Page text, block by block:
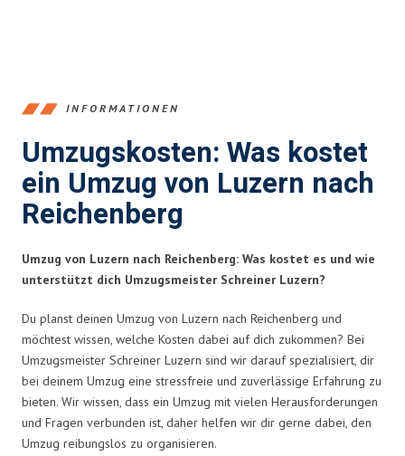
INFORMATIONEN
Umzugskosten: Was kostet
ein Umzug von Luzern nach
Reichenberg
Umzug von Luzern nach Reichenberg: Was kostet es und wie
unterstützt dich Umzugsmeister Schreiner Luzern?
Du planst deinen Umzug von Luzern nach Reichenberg und
möchtest wissen, welche Kosten dabei auf dich zukommen? Bei
Umzugsmeister Schreiner Luzern sind wir darauf spezialisiert, dir
bei deinem Umzug eine stressfreie und zuverlässige Erfahrung zu
bieten. Wir wissen, dass ein Umzug mit vielen Herausforderungen
und Fragen verbunden ist, daher helfen wir dir gerne dabei, den
Umzug reibungslos zu organisieren.